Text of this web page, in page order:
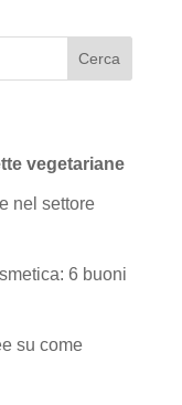
vegetariane
nel settore
6 buoni
su come